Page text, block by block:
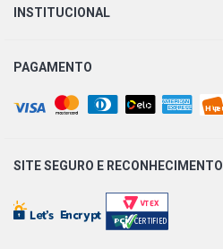
INSTITUCIONAL
PAGAMENTO
SITE SEGURO E RECONHECIMENTO